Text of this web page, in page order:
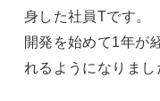
身した社員Tです。
開発を始めて1年が
れるようになりまし